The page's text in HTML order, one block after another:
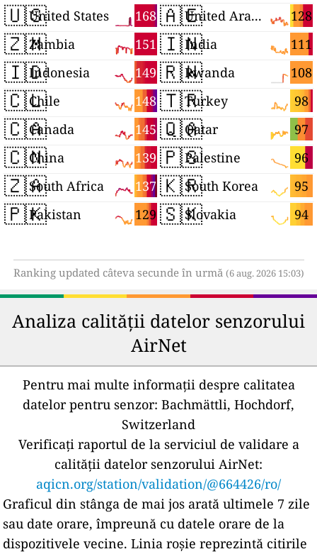
🇺🇸 168
United States
🇿🇲 151
Zambia
🇮🇩 149
Indonesia
🇨🇱 148
Chile
🇨🇦 145
Canada
🇨🇳 139
China
🇿🇦 137
South Africa
🇵🇰 129
Pakistan
🇦🇪 128
United Arab Emirates
🇮🇳 111
India
🇷🇼 108
Rwanda
🇹🇷 98
Turkey
🇶🇦 97
Qatar
🇵🇸 96
Palestine
🇰🇷 95
South Korea
🇸🇰 94
Slovakia
Ranking updated câteva secunde în urmă (6 aug. 2026 15:03)
Analiza calității datelor senzorului
AirNet
Pentru mai multe informații despre calitatea
datelor pentru senzor: Bachmättli, Hochdorf,
Switzerland
Verificați raportul de la serviciul de validare a
calității datelor senzorului AirNet:
aqicn.org/station/validation/@664426/ro/
Graficul din stânga de mai jos arată ultimele 7 zile
sau date orare, împreună cu datele orare de la
dispozitivele vecine. Linia roșie reprezintă citirile